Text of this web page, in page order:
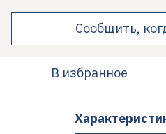
Сообщить,
В избранное